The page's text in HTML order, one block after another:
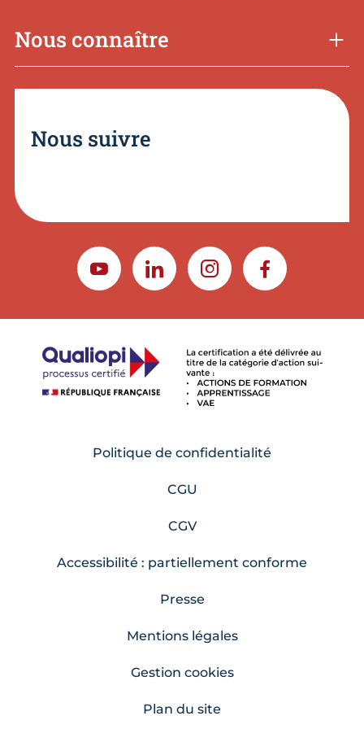
Nous connaître
Nous suivre
YOUTUBELINKEDININSTAGRAMFACEBOOK
Politique de confidentialité
CGU
CGV
Accessibilité : partiellement conforme
Presse
Mentions légales
Gestion cookies
Plan du site